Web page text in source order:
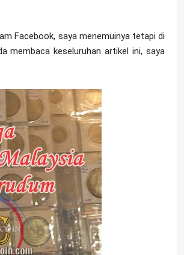
Facebook, saya menemuinya tetapi di
membaca keseluruhan artikel ini, saya